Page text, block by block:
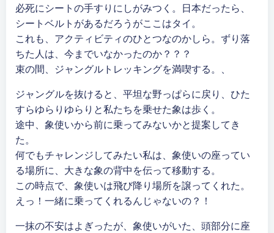
必死にシートの手すりにしがみつく。日本だったら、
シートベルトがあるだろうがここはタイ。
これも、アクティビティのひとつなのかしら。ずり落
ちた人は、今までいなかったのか？？？
束の間、ジャングルトレッキングを満喫する。、
ジャングルを抜けると、平坦な野っぱらに戻り、ひた
すらゆらりゆらりと私たちを乗せた象は歩く。
途中、象使いから前に乗ってみないかと提案してき
た。
何でもチャレンジしてみたい私は、象使いの座ってい
る場所に、大きな象の背中を伝って移動する。
この時点で、象使いは飛び降り場所を譲ってくれた。
えっ！一緒に乗ってくれるんじゃないの？！
一抹の不安はよぎったが、象使いがいた、頭部分に座